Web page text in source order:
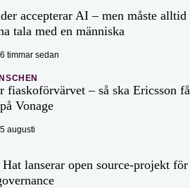
accepterar AI – men måste alltid
tala med en människa
6 timmar sedan
fiaskoförvärvet – så ska Ericsson få
Vonage
5 augusti
Hat lanserar open source-projekt för